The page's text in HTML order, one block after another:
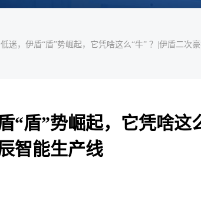
迷，伊盾“盾”势崛起，它凭啥这么“牛” ？|伊盾二次
“盾”势崛起，它凭啥这
智能生产线